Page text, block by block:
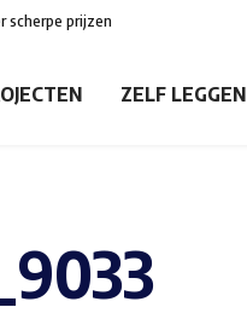
scherpe prijzen
ZELF LEGGEN